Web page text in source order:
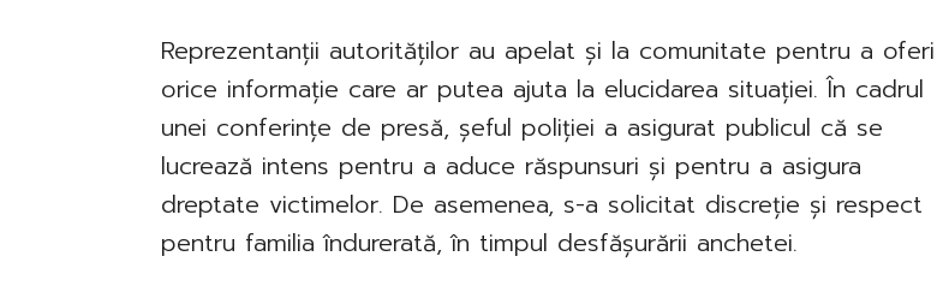
Reprezentanții autorităților au apelat și la comunitate pentru a oferi
orice informație care ar putea ajuta la elucidarea situației. În cadrul
unei conferințe de presă, șeful poliției a asigurat publicul că se
lucrează intens pentru a aduce răspunsuri și pentru a asigura
dreptate victimelor. De asemenea, s-a solicitat discreție și respect
pentru familia îndurerată, în timpul desfășurării anchetei.